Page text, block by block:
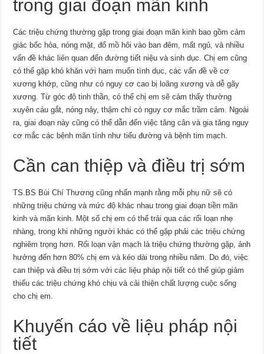
trong giai đoạn mãn kinh
Các triệu chứng thường gặp trong giai đoạn mãn kinh bao gồm cảm
giác bốc hỏa, nóng mặt, đổ mồ hôi vào ban đêm, mất ngủ, và nhiều
vấn đề khác liên quan đến đường tiết niệu và sinh dục. Chị em cũng
có thể gặp khó khăn với ham muốn tình dục, các vấn đề về cơ
xương khớp, cũng như có nguy cơ cao bị loãng xương và dễ gãy
xương. Từ góc độ tinh thần, có thể chị em sẽ cảm thấy thường
xuyên cáu gắt, nóng nảy, thậm chí có nguy cơ mắc trầm cảm. Ngoài
ra, giai đoạn này cũng có thể dẫn đến việc tăng cân và gia tăng nguy
cơ mắc các bệnh mãn tính như tiểu đường và bệnh tim mạch.
Cần can thiệp và điều trị sớm
TS.BS Bùi Chí Thương cũng nhấn mạnh rằng mỗi phụ nữ sẽ có
những triệu chứng và mức độ khác nhau trong giai đoạn tiền mãn
kinh và mãn kinh. Một số chị em có thể trải qua các rối loạn nhẹ
nhàng, trong khi những người khác có thể gặp phải các triệu chứng
nghiêm trọng hơn. Rối loạn vận mạch là triệu chứng thường gặp, ảnh
hưởng đến hơn 80% chị em và kéo dài trong nhiều năm. Do đó, việc
can thiệp và điều trị sớm với các liệu pháp nội tiết có thể giúp giảm
thiểu các triệu chứng khó chịu và cải thiện chất lượng cuộc sống
cho chị em.
Khuyến cáo về liệu pháp nội
tiết